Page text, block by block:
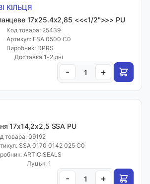
КІЛЬЦЯ
17х25.4х2,85 <<<1/2">>> PU
Код товара: 25439
Артикул: FSA 0500 C0
Виробник: DPRS
Доставка 1-2 дні
- +
17х14,2х2,5 SSA PU
товара: 09192
SSA 0170 0142 025 C0
ARTIC SEALS
Луцьк: 1
- +